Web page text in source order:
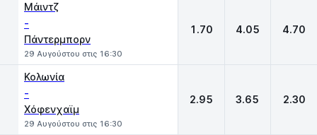
Μάιντζ
-
Πάντερμπορν
29 Αυγούστου στις 16:30
1.70 4.05 4.70
Κολωνία
-
Χόφενχαϊμ
29 Αυγούστου στις 16:30
2.95 3.65 2.30